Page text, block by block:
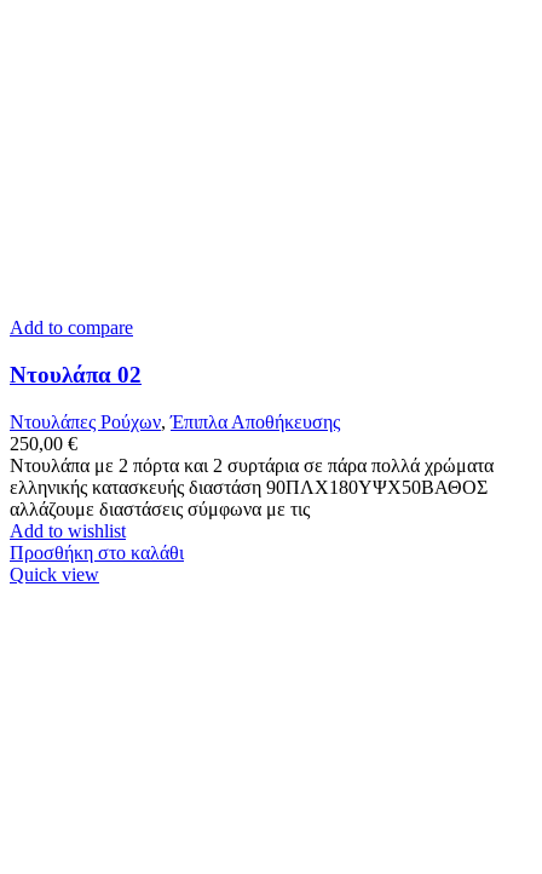
Add to compare
Ντουλάπα 02
Ντουλάπες Ρούχων,Έπιπλα Αποθήκευσης
250,00 €
Ντουλάπα με 2 πόρτα και 2 συρτάρια σε πάρα πολλά χρώματα
ελληνικής κατασκευής διαστάση 90ΠΛΧ180ΥΨΧ50ΒΑΘΟΣ
αλλάζουμε διαστάσεις σύμφωνα με τις
Add to wishlist
Προσθήκη στο καλάθι
Quick view